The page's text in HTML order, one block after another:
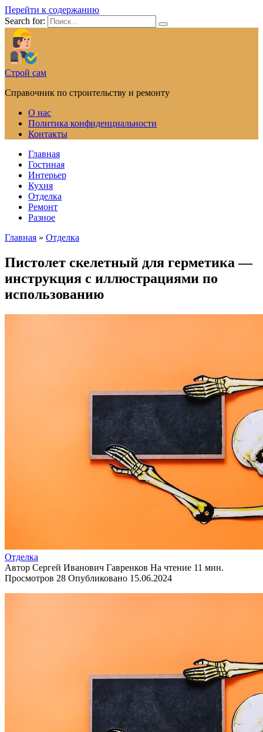
Перейти к содержанию
Search for:
Строй сам
Справочник по строительству и ремонту
О нас
Политика конфиденциальности
Контакты
Главная
Гостиная
Интерьер
Кухня
Отделка
Ремонт
Разное
Главная » Отделка
Пистолет скелетный для герметика —
инструкция с иллюстрациями по
использованию
Отделка
Автор Сергей Иванович Гавренков На чтение 11 мин.
Просмотров 28 Опубликовано 15.06.2024